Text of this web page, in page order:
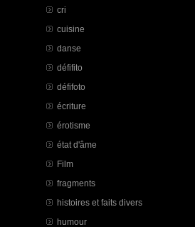
cri
cuisine
danse
défifito
défifoto
écriture
érotisme
état d'âme
Film
fragments
histoires et faits divers
humour